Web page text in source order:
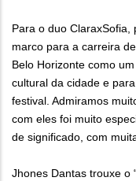
Para o duo ClaraxSofia,
marco para a carreira
Belo Horizonte como
cultural da cidade e
festival. Admiramos
com eles foi muito
de significado, com
Jhones Dantas trouxe o